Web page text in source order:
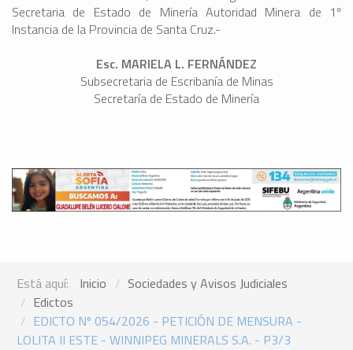
Secretaria de Estado de Minería Autoridad Minera de 1º
Instancia de la Provincia de Santa Cruz.-
Esc. MARIELA L. FERNÁNDEZ
Subsecretaria de Escribanía de Minas
Secretaría de Estado de Minería
Está aquí: Inicio
Sociedades y Avisos Judiciales
Edictos
EDICTO Nº 054/2026 - PETICIÓN DE MENSURA -
LOLITA II ESTE - WINNIPEG MINERALS S.A. - P3/3